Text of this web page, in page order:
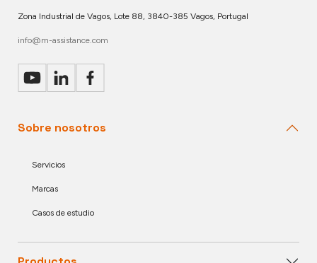
Zona Industrial de Vagos, Lote 88, 3840-385 Vagos, Portugal
info@m-assistance.com
Sobre nosotros
Servicios
Marcas
Casos de estudio